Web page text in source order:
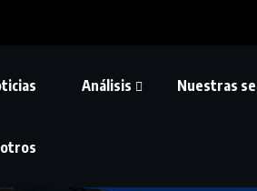
Análisis Nuestras